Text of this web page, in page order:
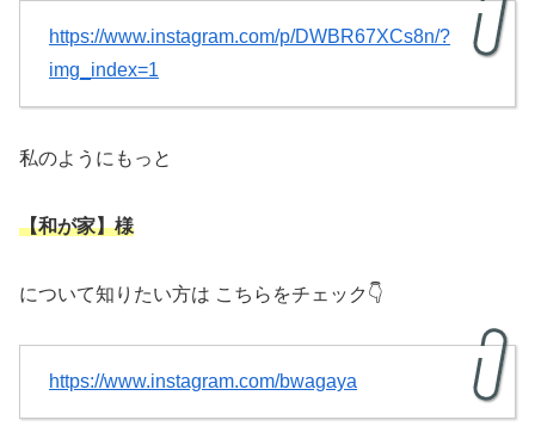
https://www.instagram.com/p/DWBR67XCs8n/?
img_index=1
私のようにもっと
【和が家】様
について知りたい方は こちらをチェック👇
https://www.instagram.com/bwagaya